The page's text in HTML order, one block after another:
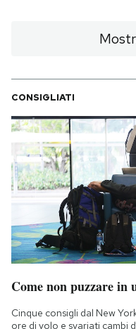
CONSIGLIATI
Come non puzzare in
Cinque consigli dal New
ore di volo e svariati cambi